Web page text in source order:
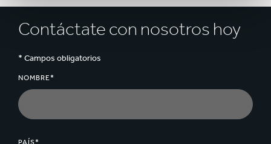
Contáctate con nosotros hoy
* Campos obligatorios
NOMBRE*
PAÍS*